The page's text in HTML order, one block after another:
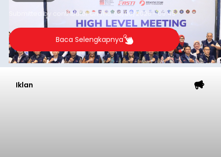
Submitted by contributoronThu, 08/06/2026 - 09:45
Baca Selengkapnya
Iklan